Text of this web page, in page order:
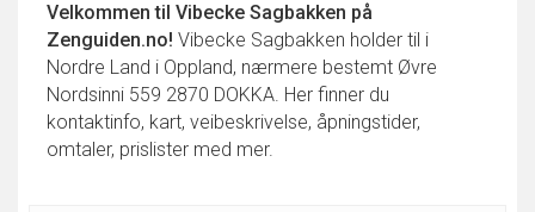
Velkommen til Vibecke Sagbakken på
Zenguiden.no! Vibecke Sagbakken holder til i
Nordre Land i Oppland, nærmere bestemt Øvre
Nordsinni 559 2870 DOKKA. Her finner du
kontaktinfo, kart, veibeskrivelse, åpningstider,
omtaler, prislister med mer.